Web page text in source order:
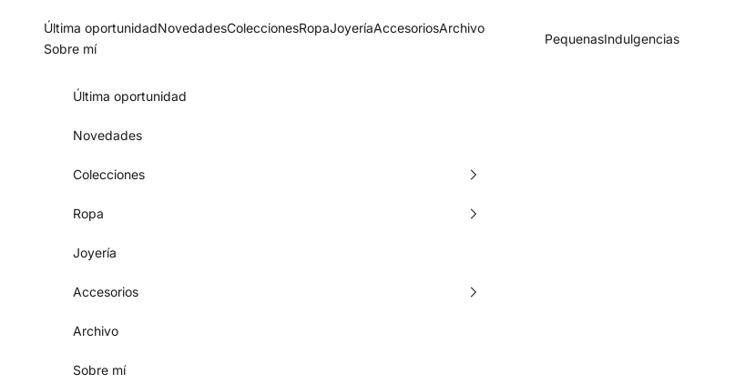
PequenasIndulgencias
Última oportunidadNovedadesColeccionesRopaJoyeríaAccesoriosArchivo
Sobre mí
Última oportunidad
Novedades
Colecciones
Ropa
Joyería
Accesorios
Archivo
Sobre mí